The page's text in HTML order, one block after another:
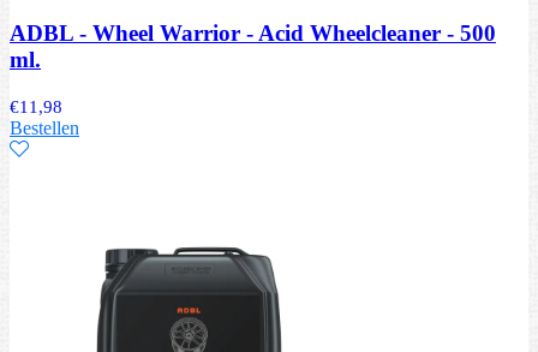
ADBL - Wheel Warrior - Acid Wheelcleaner - 500
ml.
€11,98
Bestellen